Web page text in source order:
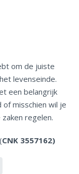
om de juiste
levenseinde.
een belangrijk
misschien wil je
regelen.
CNK 3557162)